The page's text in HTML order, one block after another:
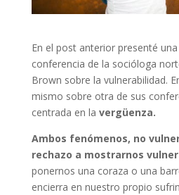
En el post anterior presenté
conferencia de la socióloga
Brown sobre la vulnerabilidad.
mismo sobre otra de sus
centrada en la vergüenza.
Ambos fenómenos, no
rechazo a mostrarnos
ponernos una coraza o una
encierra en nuestro propio